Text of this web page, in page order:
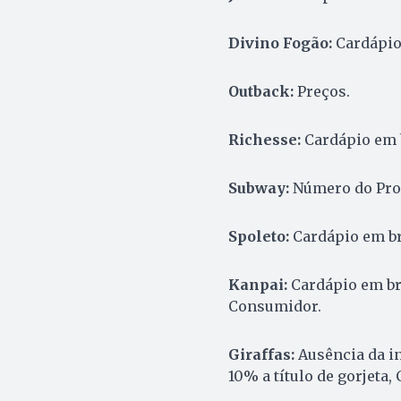
Divino Fogão:
Outback:Preços.
Richesse:Cardápio em
Subway:Número do
Spoleto:Cardápio em
Kanpai:Cardápio em
Consumidor.
Giraffas:Ausência da
10% a título de gorjeta,